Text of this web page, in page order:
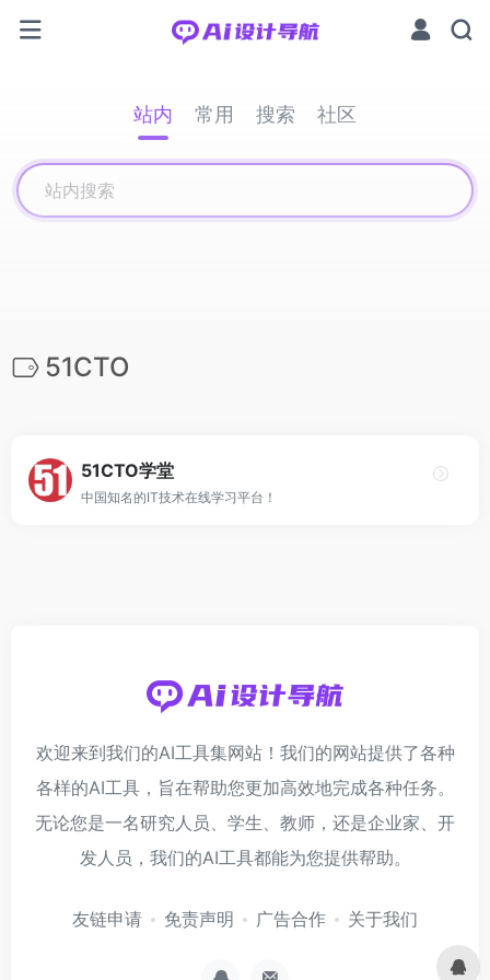
站内 常用 搜索 社区
51CTO
51CTO学堂
中国知名的IT技术在线学习平台！
欢迎来到我们的AI工具集网站！我们的网站提供了各种
各样的AI工具，旨在帮助您更加高效地完成各种任务。
无论您是一名研究人员、学生、教师，还是企业家、开
发人员，我们的AI工具都能为您提供帮助。
友链申请 免责声明 广告合作 关于我们